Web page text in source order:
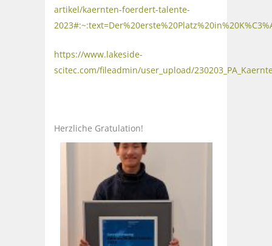
artikel/kaernten-foerdert-talente-
https://www.lakeside-
scitec.com/fileadmin/user_upload/
Herzliche Gratulation!